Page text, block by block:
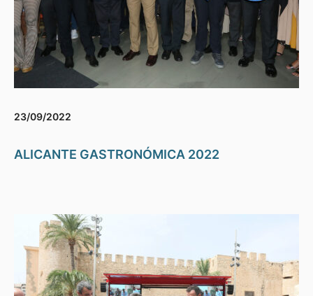
23/09/2022
ALICANTE GASTRONÓMICA 2022